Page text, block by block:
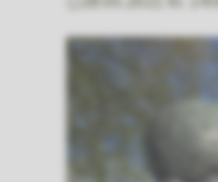
Publisert